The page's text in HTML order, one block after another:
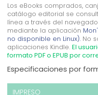
Los eBooks comprados,
catálogo editorial se
línea a través del
mediante la aplicación
no disponible en Linux). No
aplicaciones Kindle. El
formato PDF o EPUB por
Especificaciones por
IMPRESO